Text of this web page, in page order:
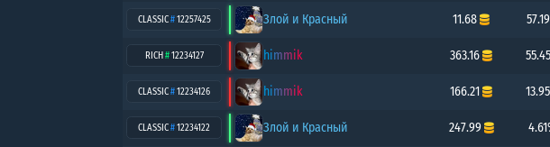
CLASSIC#12257425 Злой и Красный 11.68
RICH#12234127 himmik 363.16
CLASSIC#12234126 himmik 166.21
CLASSIC#12234122 Злой и Красный 247.99